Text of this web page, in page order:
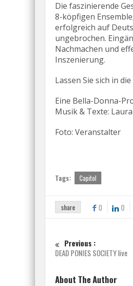
Die faszinierende
8-köpfigen
erfolgreich auf
ungebrochen.
Nachmachen und
Inszenierung.
Lassen Sie sich in
Eine Bella-Donna-
Musik & Texte:
Foto: Veranstalter
Tags: Capitol
share 0 0
Previous :
DEAD PONIES SOCIETY live
About The Author